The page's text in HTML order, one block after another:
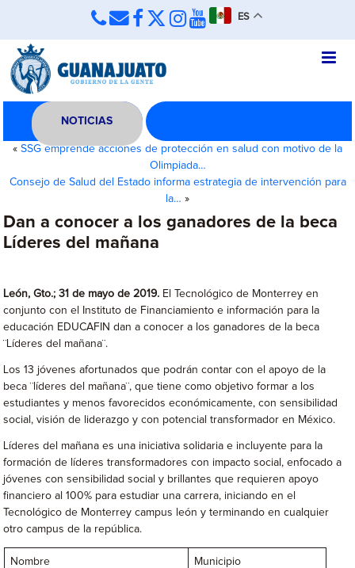
ES
NOTICIAS
« SSG emprende acciones de protección en salud con motivo de la
Olimpiada…
Consejo de Salud del Estado informa estrategia de intervención para
la… »
Dan a conocer a los ganadores de la beca
Líderes del mañana
León, Gto.; 31 de mayo de 2019. El Tecnológico de Monterrey en
conjunto con el Instituto de Financiamiento e información para la
educación EDUCAFIN dan a conocer a los ganadores de la beca
¨Líderes del mañana¨.
Los 13 jóvenes afortunados que podrán contar con el apoyo de la
beca ¨líderes del mañana¨, que tiene como objetivo formar a los
estudiantes y menos favorecidos económicamente, con sensibilidad
social, visión de liderazgo y con potencial transformador en México.
Líderes del mañana es una iniciativa solidaria e incluyente para la
formación de líderes transformadores con impacto social, enfocado a
jóvenes con sensibilidad social y brillantes que requieren apoyo
financiero al 100% para estudiar una carrera, iniciando en el
Tecnológico de Monterrey campus león y terminando en cualquier
otro campus de la república.
Nombre Municipio